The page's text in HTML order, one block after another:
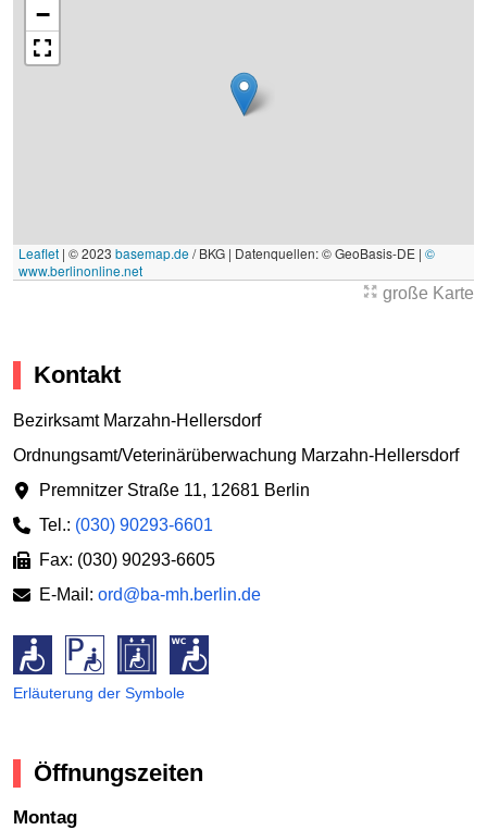
−
Leaflet | © 2023 basemap.de/ BKG | Datenquellen: © GeoBasis-DE | ©
www.berlinonline.net
große Karte
Kontakt
Bezirksamt Marzahn-Hellersdorf
Ordnungsamt/Veterinärüberwachung Marzahn-Hellersdorf
Premnitzer Straße 11, 12681 Berlin
Tel.: (030) 90293-6601
Fax: (030) 90293-6605
E-Mail: ord@ba-mh.berlin.de
Erläuterung der Symbole
Öffnungszeiten
Montag